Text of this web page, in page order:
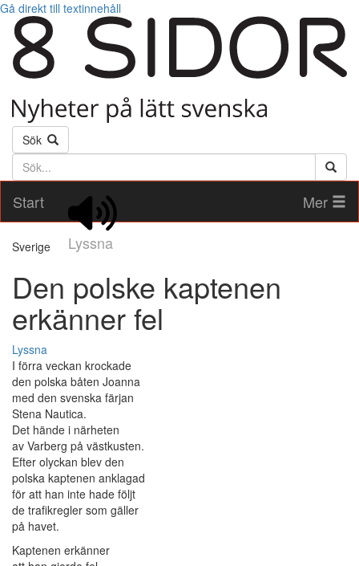
Gå direkt till textinnehåll
Sök
Söktext
Start
Lyssna
Mer
Sverige
Den polske kaptenen
erkänner fel
Lyssna
I förra veckan krockade
den polska båten Joanna
med den svenska färjan
Stena Nautica.
Det hände i närheten
av Varberg på västkusten.
Efter olyckan blev den
polska kaptenen anklagad
för att han inte hade följt
de trafikregler som gäller
på havet.
Kaptenen erkänner